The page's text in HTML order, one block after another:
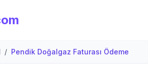
/ Pendik Doğalgaz Faturası Ödeme